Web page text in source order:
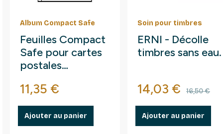
Album Compact Safe
Feuilles Compact
Safe pour cartes
postales
Prix
11,35 €
Ajouter au panier
Soin pour timbres
ERNI - Décolle
timbres sans eau.
Prix
14,03 € Prix
16,50 €
Ajouter au panier